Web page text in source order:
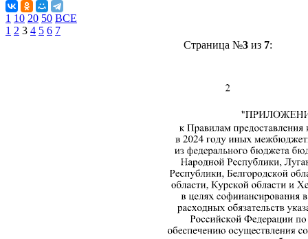
1 10 20 50 ВСЕ
1 2 3 4 5 6 7
Страница №3из 7: